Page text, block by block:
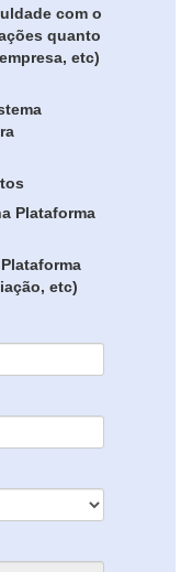
com o
quanto
etc)
Plataforma
etc)